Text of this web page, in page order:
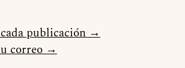
cada publicación →
correo →